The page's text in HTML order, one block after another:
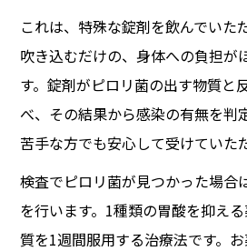
これは、特殊な錠剤を飲んでいた
吹き込むだけの、身体への負担が
す。錠剤がピロリ菌の出す物質と
べ、その結果から感染の有無を判
苦手な方でも安心して受けていた
検査でピロリ菌が見つかった場合
を行います。1種類の胃酸を抑え
質を1週間服用する治療法です。